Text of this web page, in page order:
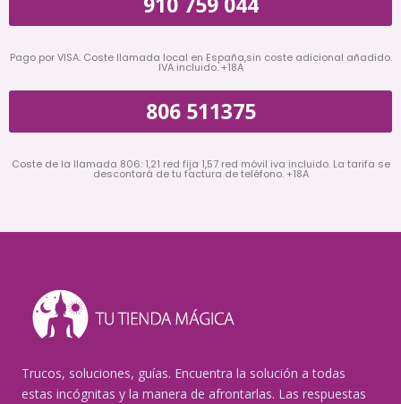
Pago por VISA. Coste llamada local en España,sin coste adicional añadido.
IVA incluido. +18A
806 511375
Coste de la llamada 806: 1,21 red fija 1,57 red móvil iva incluido. La tarifa se
descontará de tu factura de teléfono. +18A
Trucos, soluciones, guías. Encuentra la solución a todas
estas incógnitas y la manera de afrontarlas. Las respuestas